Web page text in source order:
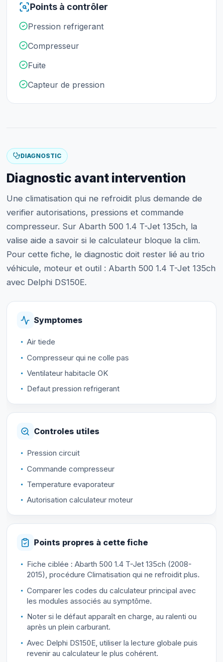
Points à contrôler
Pression refrigerant
Compresseur
Fuite
Capteur de pression
DIAGNOSTIC
Diagnostic avant intervention
Une climatisation qui ne refroidit plus demande de
verifier autorisations, pressions et commande
compresseur. Sur Abarth 500 1.4 T-Jet 135ch, la
valise aide a savoir si le calculateur bloque la clim.
Pour cette fiche, le diagnostic doit rester lié au trio
véhicule, moteur et outil : Abarth 500 1.4 T-Jet 135ch
avec Delphi DS150E.
Symptomes
Air tiede
Compresseur qui ne colle pas
Ventilateur habitacle OK
Defaut pression refrigerant
Controles utiles
Pression circuit
Commande compresseur
Temperature evaporateur
Autorisation calculateur moteur
Points propres à cette fiche
Fiche ciblée : Abarth 500 1.4 T-Jet 135ch (2008-
2015), procédure Climatisation qui ne refroidit plus.
Comparer les codes du calculateur principal avec
les modules associés au symptôme.
Noter si le défaut apparaît en charge, au ralenti ou
après un plein carburant.
Avec Delphi DS150E, utiliser la lecture globale puis
revenir au calculateur le plus cohérent.